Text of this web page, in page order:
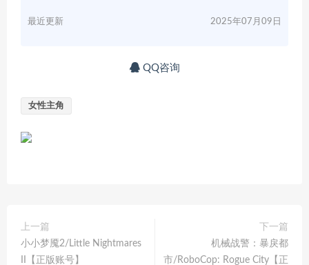
最近更新 2025年07月09日
QQ咨询
女性主角
上一篇
小小梦魇2/Little Nightmares
II【正版账号】
下一篇
机械战警：暴戾都
市/RoboCop: Rogue City【正